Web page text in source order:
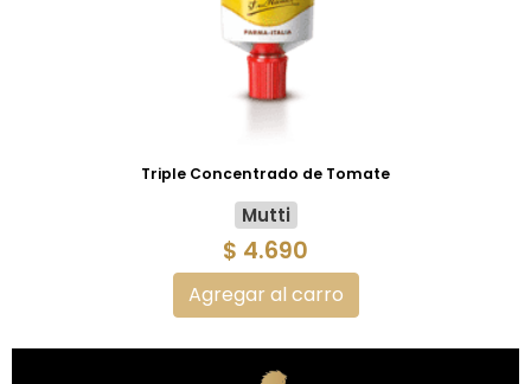
Triple Concentrado de Tomate
Mutti
$ 4.690
Agregar al carro